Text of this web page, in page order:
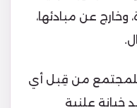
وخارج عن مبادئها،
للمجتمع من قِبل أي
علنية